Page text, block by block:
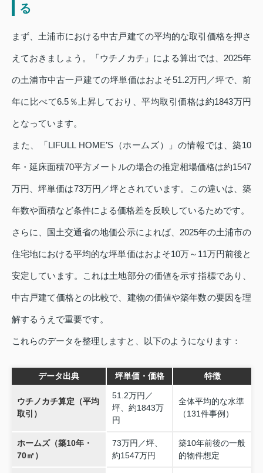
る
まず、土浦市における中古戸建ての平均的な取引価格を押さ
えておきましょう。「ウチノカチ」による算出では、2025年
の土浦市中古一戸建ての坪単価はおよそ51.2万円／坪で、前
年に比べて6.5％上昇しており、平均取引価格は約1843万円
となっています。
また、「LIFULL HOME’S（ホームズ）」の情報では、築10
年・延床面積70平方メートルの場合の推定相場価格は約1547
万円、坪単価は73万円／坪とされています。この違いは、築
年数や面積など条件による価格差を反映しているためです。
さらに、国土交通省の地価公示によれば、2025年の土浦市の
住宅地における平均的な坪単価はおよそ10万～11万円前後と
安定しています。これは土地部分の価値を示す指標であり、
中古戸建て価格との比較で、建物の価値や築年数の要因を理
解するうえで重要です。
これらのデータを整理しますと、以下のようになります：
データ出典 坪単価・価格 特徴
ウチノカチ算定（平均
取引）
51.2万円／
坪、約1843万
円
全体平均的な水準
（131件事例）
ホームズ（築10年・
70㎡）
73万円／坪、
約1547万円
築10年前後の一般
的物件想定